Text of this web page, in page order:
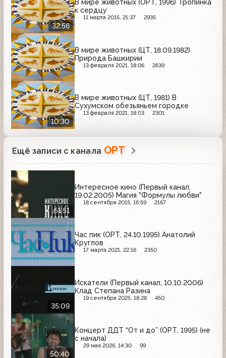
32:56
В мире животных (ОРТ, 1996) Тропинка
к сердцу
11 марта 2015, 21:37 2935
В мире животных (ЦТ, 18.09.1982)
Природа Башкирии
13 февраля 2021, 18:06 2639
10:30
В мире животных (ЦТ, 1981) В
Сухумском обезьяньем городке
13 февраля 2021, 18:03 2301
Ещё записи с канала ОРТ
51:51
Интересное кино (Первый канал,
19.02.2005) Магия "Формулы любви"
18 сентября 2015, 16:59 2167
Час пик (ОРТ, 24.10.1995) Анатолий
Круглов
17 марта 2021, 22:16 2350
35:09
Искатели (Первый канал, 10.10.2006)
Клад Степана Разина
19 сентября 2025, 18:28 450
50:40
Концерт ДДТ “От и до” (ОРТ, 1995) (не
с начала)
29 мая 2026, 14:30 99